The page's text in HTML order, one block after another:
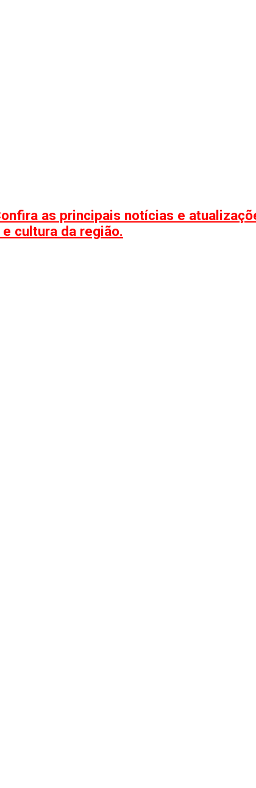
as principais notícias e
cultura da região.